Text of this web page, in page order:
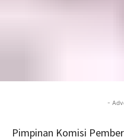
-
Pimpinan Komisi